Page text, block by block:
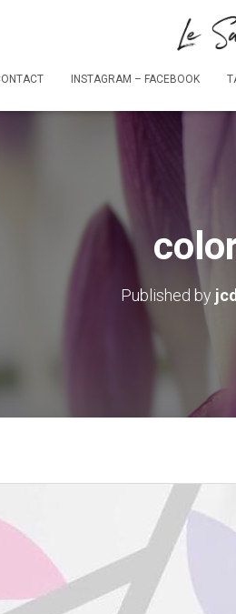
INSTAGRAM – FACEBOOK
Published by jcd